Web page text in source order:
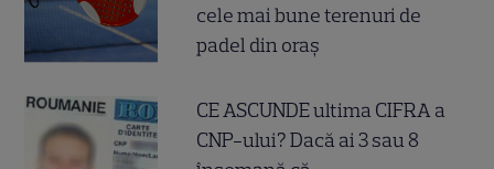
cele mai bune terenuri de
padel din oraș
CE ASCUNDE ultima CIFRA a
CNP-ului? Dacă ai 3 sau 8